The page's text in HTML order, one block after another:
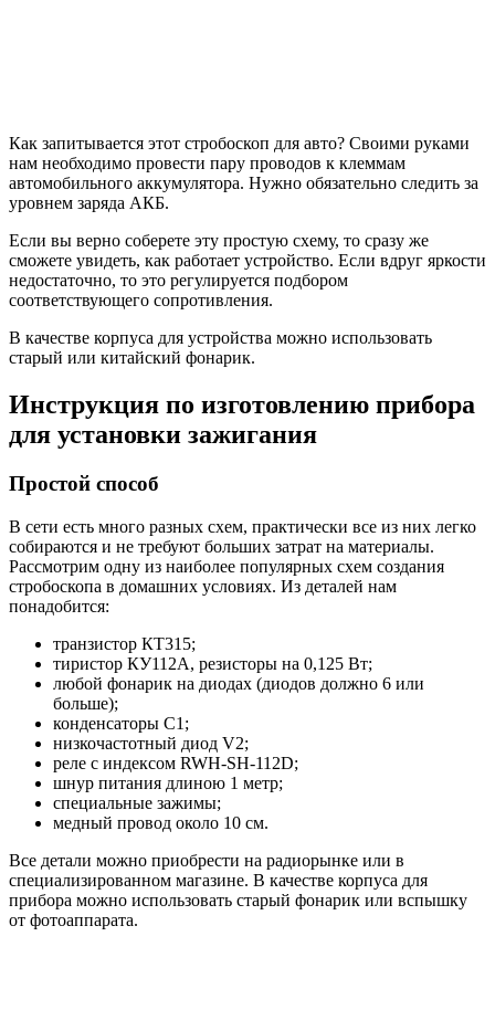
Как запитывается этот стробоскоп для авто? Своими руками
нам необходимо провести пару проводов к клеммам
автомобильного аккумулятора. Нужно обязательно следить за
уровнем заряда АКБ.
Если вы верно соберете эту простую схему, то сразу же
сможете увидеть, как работает устройство. Если вдруг яркости
недостаточно, то это регулируется подбором
соответствующего сопротивления.
В качестве корпуса для устройства можно использовать
старый или китайский фонарик.
Инструкция по изготовлению прибора
для установки зажигания
Простой способ
В сети есть много разных схем, практически все из них легко
собираются и не требуют больших затрат на материалы.
Рассмотрим одну из наиболее популярных схем создания
стробоскопа в домашних условиях. Из деталей нам
понадобится:
транзистор КТ315;
тиристор КУ112А, резисторы на 0,125 Вт;
любой фонарик на диодах (диодов должно 6 или
больше);
конденсаторы C1;
низкочастотный диод V2;
реле с индексом RWH-SH-112D;
шнур питания длиною 1 метр;
специальные зажимы;
медный провод около 10 см.
Все детали можно приобрести на радиорынке или в
специализированном магазине. В качестве корпуса для
прибора можно использовать старый фонарик или вспышку
от фотоаппарата.